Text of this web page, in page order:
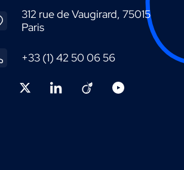
312 rue de Vaugirard, 75015
Paris
+33 (1) 42 50 06 56